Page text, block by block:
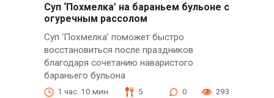
Суп ‘Похмелка’ на бараньем бульоне с
огуречным рассолом
Суп ‘Похмелка’ поможет быстро
восстановиться после праздников
благодаря сочетанию наваристого
бараньего бульона
1 час. 10 мин. 5 0 293